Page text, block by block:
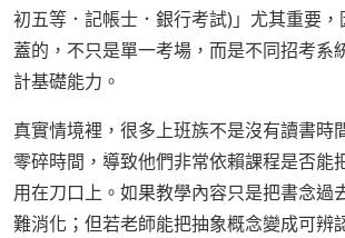
初五等．記帳士．銀行考試)」尤其重要
蓋的，不只是單一考場，而是不同招考系
計基礎能力。
真實情境裡，很多上班族不是沒有讀書時
零碎時間，導致他們非常依賴課程是否能
用在刀口上。如果教學內容只是把書念過
難消化；但若老師能把抽象概念變成可辨